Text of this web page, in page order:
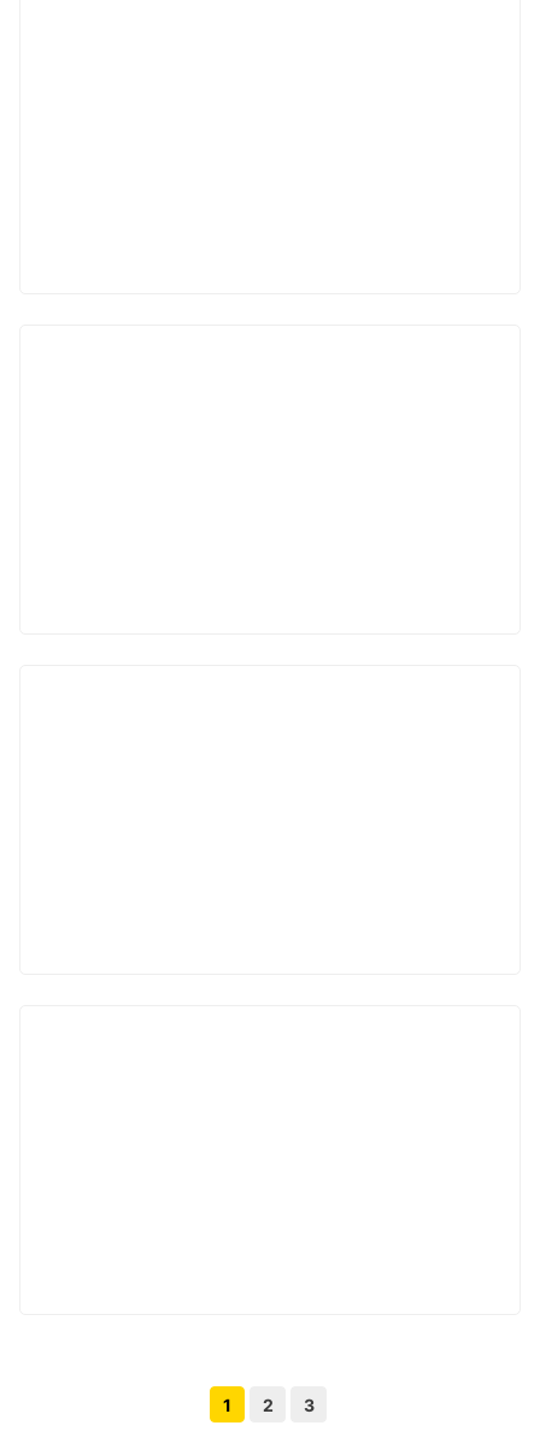
Vorige pagina knop
1 2 3